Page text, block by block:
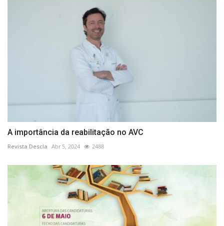
A importância da reabilitação no AVC
Revista Descla Abr 5, 2024 2488